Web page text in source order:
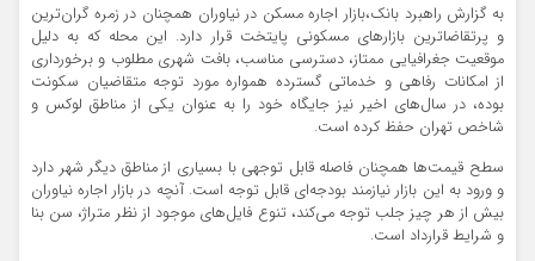
به گزارش راهبرد بانک،بازار اجاره مسکن در نیاوران همچنان در زمره گران‌ترین
و پرتقاضاترین بازارهای مسکونی پایتخت قرار دارد. این محله که به دلیل
موقعیت جغرافیایی ممتاز، دسترسی مناسب، بافت شهری مطلوب و برخورداری
از امکانات رفاهی و خدماتی گسترده همواره مورد توجه متقاضیان سکونت
بوده، در سال‌های اخیر نیز جایگاه خود را به عنوان یکی از مناطق لوکس و
شاخص تهران حفظ کرده است.
سطح قیمت‌ها همچنان فاصله قابل توجهی با بسیاری از مناطق دیگر شهر دارد
و ورود به این بازار نیازمند بودجه‌ای قابل توجه است. آنچه در بازار اجاره نیاوران
بیش از هر چیز جلب توجه می‌کند، تنوع فایل‌های موجود از نظر متراژ، سن بنا
و شرایط قرارداد است.